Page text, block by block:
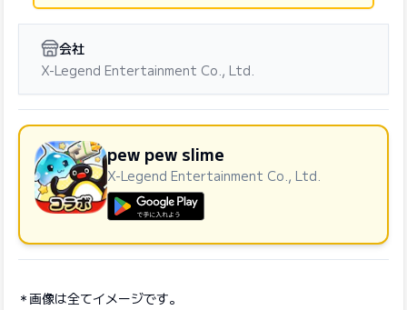
会社
X-Legend Entertainment Co., Ltd.
pew pew slime
X-Legend Entertainment Co., Ltd.
画像は全てイメージです。